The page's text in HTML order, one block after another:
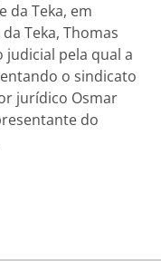
da Teka, em
Teka, Thomas
judicial pela qual a
o sindicato
jurídico Osmar
do